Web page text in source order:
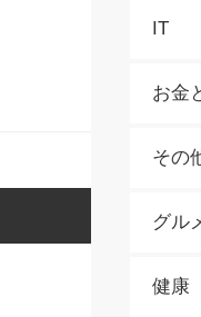
IT
お金
その
グル
健康